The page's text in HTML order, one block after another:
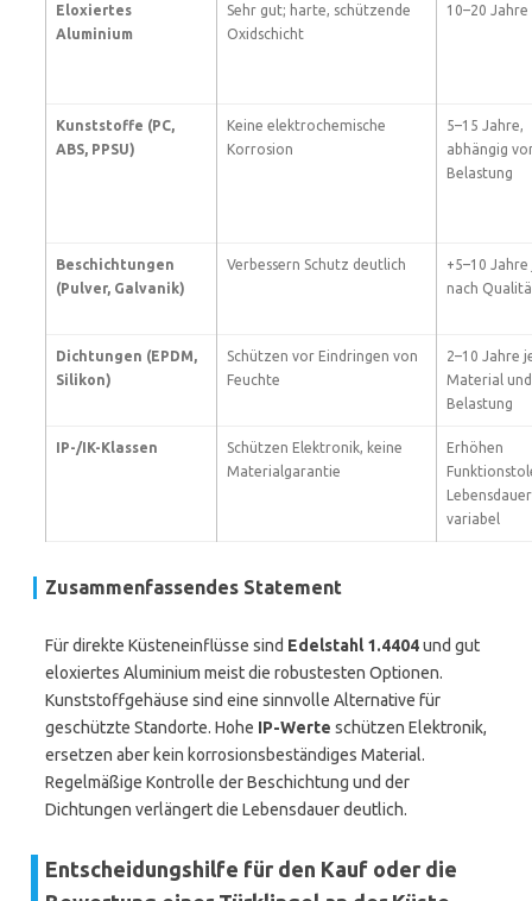
Eloxiertes
Aluminium
Sehr gut; harte, schützende
Oxidschicht
10–20 Jahre
Kunststoffe (PC,
ABS, PPSU)
Keine elektrochemische
Korrosion
5–15 Jahre,
abhängig
Belastung
Beschichtungen
(Pulver, Galvanik)
Verbessern Schutz deutlich
+5–10 Jahre
nach
Dichtungen (EPDM,
Silikon)
Schützen vor Eindringen von
Feuchte
2–10 Jahre
Material und
Belastung
IP-/IK-Klassen
Schützen Elektronik, keine
Materialgarantie
Erhöhen
Lebensdauer
variabel
Zusammenfassendes Statement
Für direkte Küsteneinflüsse sind Edelstahl 1.4404und gut
eloxiertes Aluminium meist die robustesten Optionen.
Kunststoffgehäuse sind eine sinnvolle Alternative für
geschützte Standorte. Hohe IP-Werte schützen Elektronik,
ersetzen aber kein korrosionsbeständiges Material.
Regelmäßige Kontrolle der Beschichtung und der
Dichtungen verlängert die Lebensdauer deutlich.
Entscheidungshilfe für den Kauf oder die